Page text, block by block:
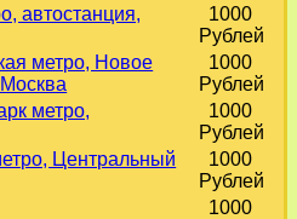
автостанция,
1000
Рублей
метро, Новое
1000
Рублей
метро,
1000
Рублей
Центральный
1000
Рублей
1000